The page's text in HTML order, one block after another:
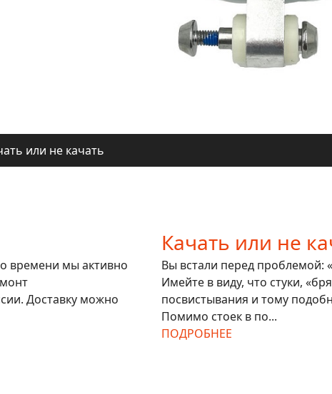
или не качать
времени мы активно
Доставку можно
Качать или не
Вы встали перед проблемой:
Имейте в виду, что стуки,
посвистывания и тому
Помимо стоек в по...
ПОДРОБНЕЕ